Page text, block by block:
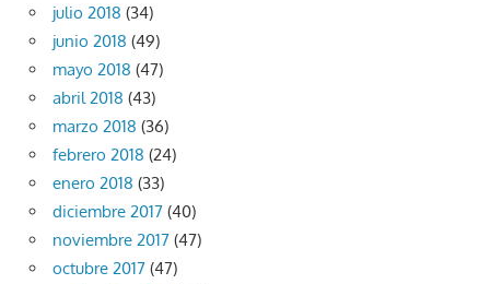
julio 2018 (34)
junio 2018 (49)
mayo 2018 (47)
abril 2018 (43)
marzo 2018 (36)
febrero 2018 (24)
enero 2018 (33)
diciembre 2017 (40)
noviembre 2017 (47)
octubre 2017 (47)